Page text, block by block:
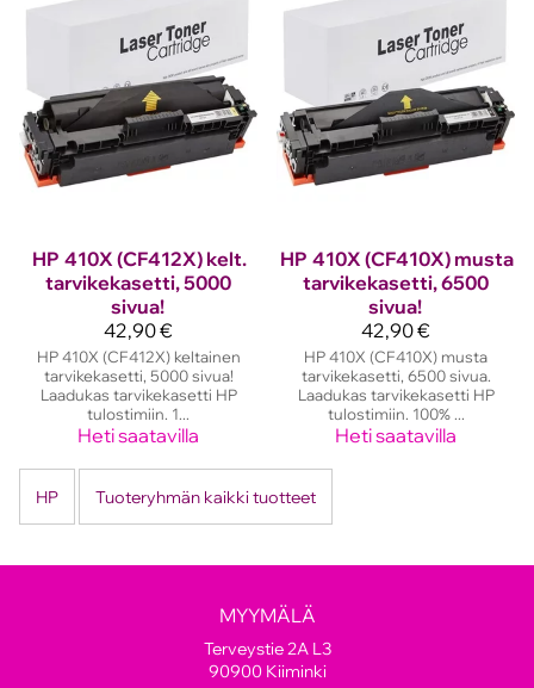
HP 410X (CF412X) kelt.
tarvikekasetti, 5000
sivua!
42,90 €
HP 410X (CF412X) keltainen
tarvikekasetti, 5000 sivua!
Laadukas tarvikekasetti HP
tulostimiin. 1...
Heti saatavilla
HP 410X (CF410X) musta
tarvikekasetti, 6500
sivua!
42,90 €
HP 410X (CF410X) musta
tarvikekasetti, 6500 sivua.
Laadukas tarvikekasetti HP
tulostimiin. 100% ...
Heti saatavilla
HP Tuoteryhmän kaikki tuotteet
MYYMÄLÄ
Terveystie 2A L3
90900 Kiiminki